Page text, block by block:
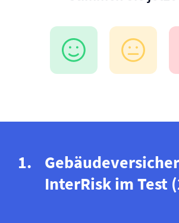
InterRisk im Test